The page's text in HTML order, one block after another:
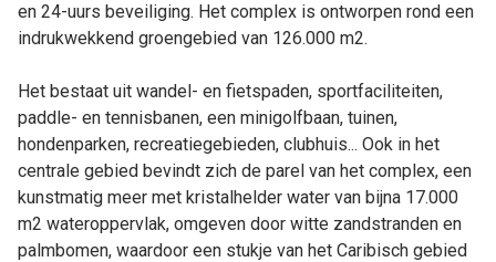
en 24-uurs beveiliging. Het complex is ontworpen rond een
indrukwekkend groengebied van 126.000 m2.
Het bestaat uit wandel- en fietspaden, sportfaciliteiten,
paddle- en tennisbanen, een minigolfbaan, tuinen,
hondenparken, recreatiegebieden, clubhuis... Ook in het
centrale gebied bevindt zich de parel van het complex, een
kunstmatig meer met kristalhelder water van bijna 17.000
m2 wateroppervlak, omgeven door witte zandstranden en
palmbomen, waardoor een stukje van het Caribisch gebied